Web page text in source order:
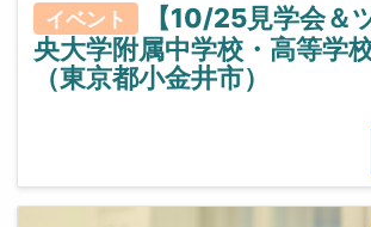
イベント
【10/25見学会＆
央大学附属中学校・高等学
（東京都小金井市）